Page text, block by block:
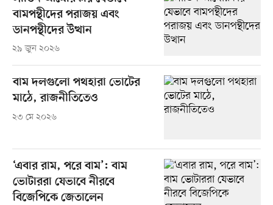
বামপন্থীদের পরাজয় এবং
ডানপন্থীদের উত্থান
২৯ জুন ২০২৬
বাম দলগুলো পথহারা ভোটের
মাঠে, রাজনীতিতেও
২৩ মে ২০২৬
‘এবার রাম, পরে বাম’: বাম
ভোটাররা যেভাবে নীরবে
বিজেপিকে জেতালেন